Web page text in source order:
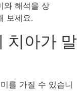
와 해석을 상
보세요.
치아가 말
를 가질 수 있습니